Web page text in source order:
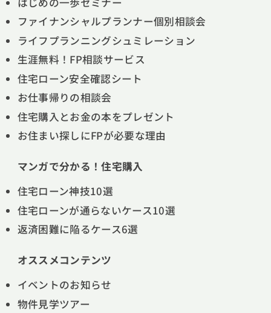
ファイナンシャルプランナー個別相談会
ライフプランニングシュミレーション
生涯無料！FP相談サービス
住宅ローン安全確認シート
お仕事帰りの相談会
住宅購入とお金の本をプレゼント
お住まい探しにFPが必要な理由
マンガで分かる！住宅購入
住宅ローン神技10選
住宅ローンが通らないケース10選
返済困難に陥るケース6選
オススメコンテンツ
イベントのお知らせ
物件見学ツアー